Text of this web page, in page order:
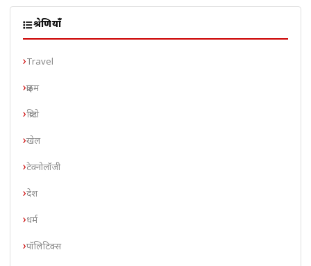
श्रेणियाँ
Travel
क्राइम
क्रिप्टो
खेल
टेक्नोलॉजी
देश
धर्म
पॉलिटिक्स